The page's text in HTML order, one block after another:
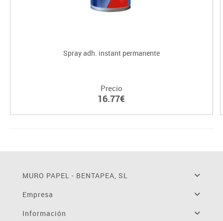
Spray adh. instant permanente
Precio
16.77€
MURO PAPEL - BENTAPEA, SL
Empresa
Información